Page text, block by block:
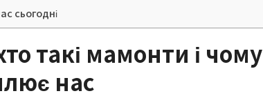
сьогодні
такі мамонти і чому
нас